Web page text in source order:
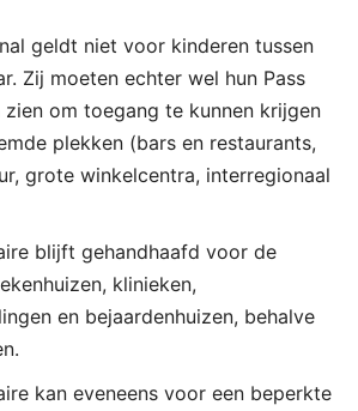
geldt niet voor kinderen tussen
Zij moeten echter wel hun Pass
zien om toegang te kunnen krijgen
plekken (bars en restaurants,
grote winkelcentra, interregionaal
blijft gehandhaafd voor de
klinieken,
en bejaardenhuizen, behalve
kan eveneens voor een beperkte